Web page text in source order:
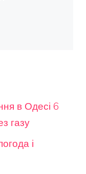
в Одесі 6
газу
і